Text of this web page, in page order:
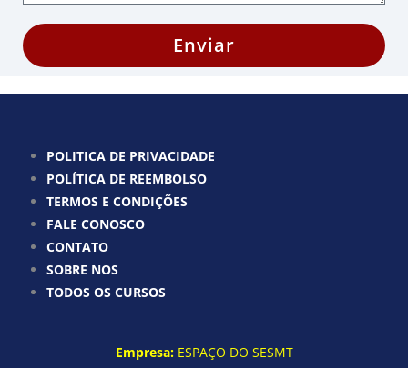
Enviar
POLITICA DE PRIVACIDADE
POLÍTICA DE REEMBOLSO
TERMOS E CONDIÇÕES
FALE CONOSCO
CONTATO
SOBRE NOS
TODOS OS CURSOS
Empresa:ESPAÇO DO SESMT